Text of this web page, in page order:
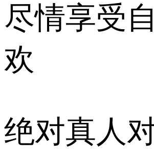
尽情享受
欢
绝对真人